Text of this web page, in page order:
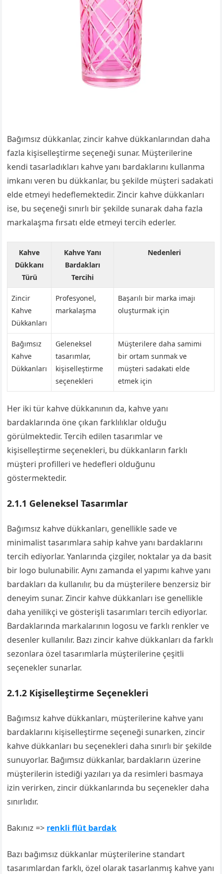
Bağımsız dükkanlar, zincir kahve dükkanlarından daha
fazla kişiselleştirme seçeneği sunar. Müşterilerine
kendi tasarladıkları kahve yanı bardaklarını kullanma
imkanı veren bu dükkanlar, bu şekilde müşteri sadakati
elde etmeyi hedeflemektedir. Zincir kahve dükkanları
ise, bu seçeneği sınırlı bir şekilde sunarak daha fazla
markalaşma fırsatı elde etmeyi tercih ederler.
Kahve
Dükkanı
Türü
Kahve Yanı
Bardakları
Tercihi
Nedenleri
Zincir
Kahve
Dükkanları
Profesyonel,
markalaşma
Başarılı bir marka imajı
oluşturmak için
Bağımsız
Kahve
Dükkanları
Geleneksel
tasarımlar,
kişiselleştirme
seçenekleri
Müşterilere daha samimi
bir ortam sunmak ve
müşteri sadakati elde
etmek için
Her iki tür kahve dükkanının da, kahve yanı
bardaklarında öne çıkan farklılıklar olduğu
görülmektedir. Tercih edilen tasarımlar ve
kişiselleştirme seçenekleri, bu dükkanların farklı
müşteri profilleri ve hedefleri olduğunu
göstermektedir.
2.1.1 Geleneksel Tasarımlar
Bağımsız kahve dükkanları, genellikle sade ve
minimalist tasarımlara sahip kahve yanı bardaklarını
tercih ediyorlar. Yanlarında çizgiler, noktalar ya da basit
bir logo bulunabilir. Aynı zamanda el yapımı kahve yanı
bardakları da kullanılır, bu da müşterilere benzersiz bir
deneyim sunar. Zincir kahve dükkanları ise genellikle
daha yenilikçi ve gösterişli tasarımları tercih ediyorlar.
Bardaklarında markalarının logosu ve farklı renkler ve
desenler kullanılır. Bazı zincir kahve dükkanları da farklı
sezonlara özel tasarımlarla müşterilerine çeşitli
seçenekler sunarlar.
2.1.2 Kişiselleştirme Seçenekleri
Bağımsız kahve dükkanları, müşterilerine kahve yanı
bardaklarını kişiselleştirme seçeneği sunarken, zincir
kahve dükkanları bu seçenekleri daha sınırlı bir şekilde
sunuyorlar. Bağımsız dükkanlar, bardakların üzerine
müşterilerin istediği yazıları ya da resimleri basmaya
izin verirken, zincir dükkanlarında bu seçenekler daha
sınırlıdır.
Bakınız => renkli flüt bardak
Bazı bağımsız dükkanlar müşterilerine standart
tasarımlardan farklı, özel olarak tasarlanmış kahve yanı